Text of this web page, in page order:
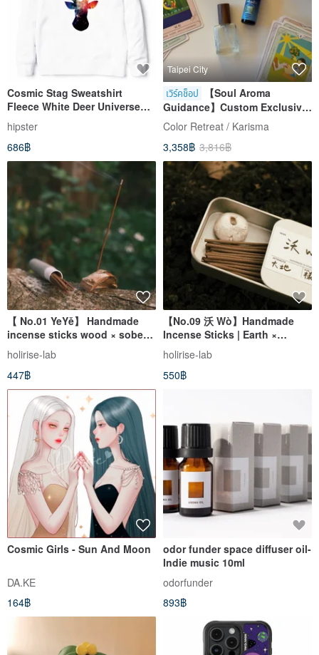
Cosmic Stag Sweatshirt
Fleece White Deer Universe
Affordable Fashion Design
Original Brand Galaxy Stylish
Circle Triangle
hipster
686฿
Taipei City
เวิร์คช็อป
【Soul Aroma
Guidance】Custom Exclusive
Fragrance | Oracle | Flower
Essences | Aroma | Natural
Essential Oils | Cards
Color Retreat / Karisma
3,358฿ 3,816฿
【 No.01 YeYě】 Handmade
incense sticks wood × sober ×
land rhythm Heli Zhaoyu
holirise-lab
447฿
【No.09 沃 Wò】Handmade
Incense Sticks | Earth ×
Stability × Deeply Rooted
holirise-lab
550฿
Cosmic Girls - Sun And Moon
DA.KE
164฿
odor funder space diffuser oil-
Indie music 10ml
odorfunder
893฿